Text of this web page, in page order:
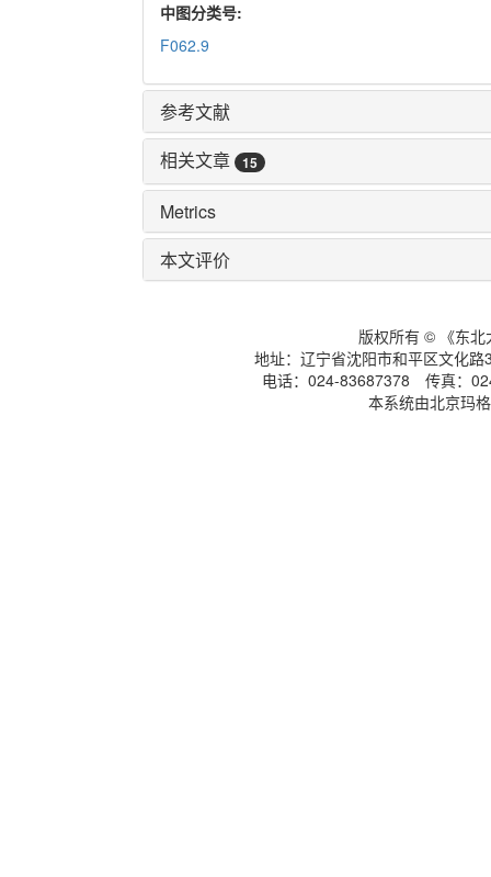
中图分类号:
F062.9
参考文献
相关文章
15
Metrics
本文评价
版权所有 © 《东北
地址：辽宁省沈阳市和平区文化
电话：024-83687378 传真：
本系统由北京玛